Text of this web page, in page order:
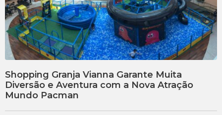
Shopping Granja Vianna Garante Muita
Diversão e Aventura com a Nova Atração
Mundo Pacman